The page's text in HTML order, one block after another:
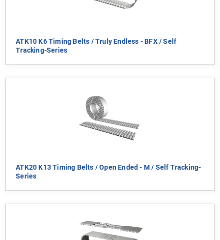
ATK10 K6 Timing Belts / Truly Endless - BFX / Self
Tracking-Series
ATK20 K13 Timing Belts / Open Ended - M / Self Tracking-
Series